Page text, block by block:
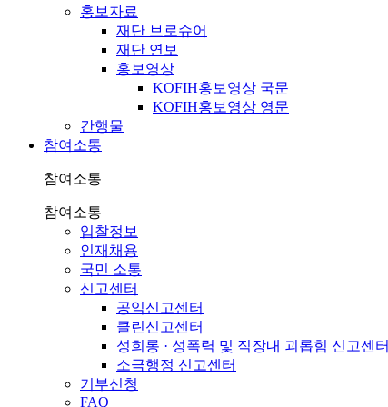
홍보자료
재단 브로슈어
재단 연보
홍보영상
KOFIH홍보영상 국문
KOFIH홍보영상 영문
간행물
참여소통
참여소통
참여소통
입찰정보
인재채용
국민 소통
신고센터
공익신고센터
클린신고센터
성희롱 · 성폭력 및 직장내 괴롭힘 신고센터
소극행정 신고센터
기부신청
FAQ